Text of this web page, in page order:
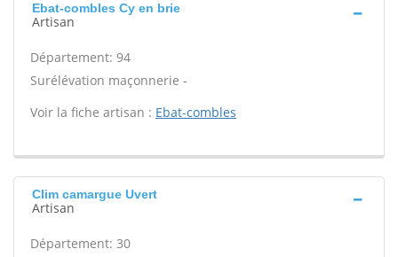
Ebat-combles Cy en brie
Artisan
Département: 94
Surélévation maçonnerie -
Voir la fiche artisan : Ebat-combles
Clim camargue Uvert
Artisan
Département: 30